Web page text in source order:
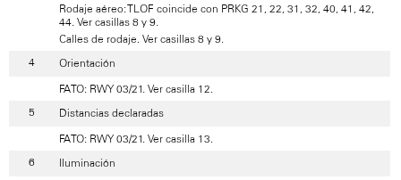
Rodaje aéreo: TLOF coincide con PRKG 21, 22, 31, 32, 40, 41, 42,
44. Ver casillas 8 y 9.
Calles de rodaje. Ver casillas 8 y 9.
Orientación
FATO: RWY 03/21. Ver casilla 12.
Distancias declaradas
FATO: RWY 03/21. Ver casilla 13.
Iluminación